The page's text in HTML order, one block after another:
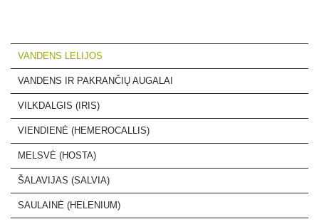
VANDENS LELIJOS
VANDENS IR PAKRANČIŲ AUGALAI
VILKDALGIS (IRIS)
VIENDIENĖ (HEMEROCALLIS)
MELSVĖ (HOSTA)
ŠALAVIJAS (SALVIA)
SAULAINĖ (HELENIUM)